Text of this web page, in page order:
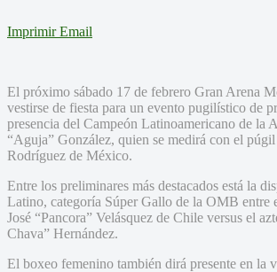
Imprimir Email
El próximo sábado 17 de febrero Gran Arena
vestirse de fiesta para un evento pugilístico de
presencia del Campeón Latinoamericano de la
“Aguja” González, quien se medirá con el
Rodríguez de México.
Entre los preliminares más destacados está la
Latino, categoría Súper Gallo de la OMB entre
José “Pancora” Velásquez de Chile versus el
Chava” Hernández.
El boxeo femenino también dirá presente en la